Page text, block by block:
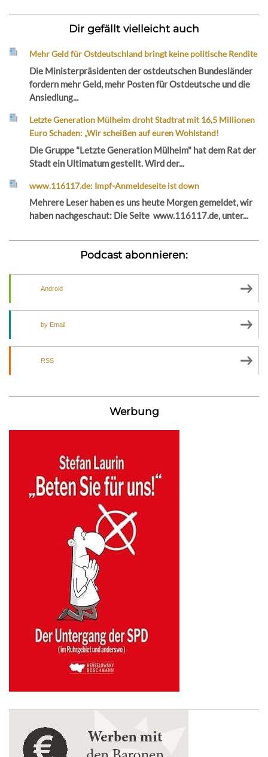
Dir gefällt vielleicht auch
Mehr Geld für Ostdeutschland bringt keine politische Rendite
Die Ministerpräsidenten der ostdeutschen Bundesländer
fordern mehr Geld, mehr Posten für Ostdeutsche und die
Ansiedlung...
Letzte Generation Mülheim droht Stadtrat mit 16,5 Millionen
Euro Schaden: „Wir scheißen auf euren Wohlstand!
Die Gruppe "Letzte Generation Mülheim" hat dem Rat der
Stadt ein Ultimatum gestellt. Wird der...
www.116117.de: Impf-Anmeldeseite ist down
Mehrere Leser haben es uns heute Morgen gemeldet, wir
haben nachgeschaut: Die Seite www.116117.de, unter...
Podcast abonnieren:
Android
by Email
RSS
Werbung